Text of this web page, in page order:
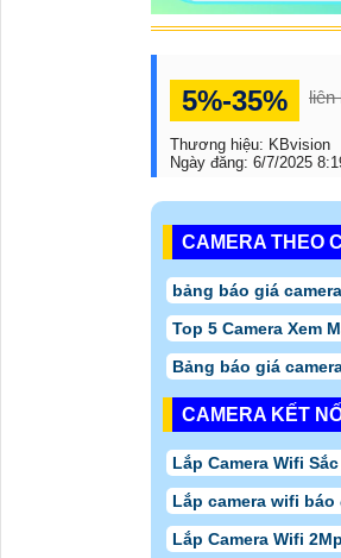
5%-35% liên
Thương hiệu: KBvision
Ngày đăng: 6/7/2025
CAMERA THEO
bảng báo giá
Top 5 Camera Xem
Bảng báo giá
CAMERA KẾT
Lắp Camera Wifi
Lắp camera wifi
Lắp Camera Wifi